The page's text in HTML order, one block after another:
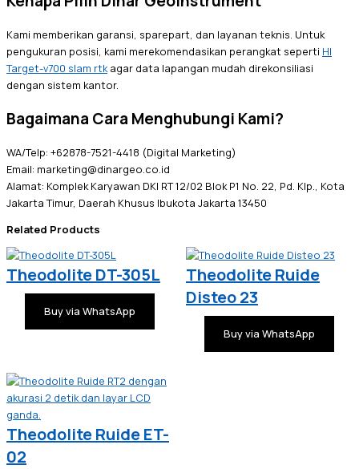
Kami memberikan garansi, sparepart, dan layanan teknis. Untuk
pengukuran posisi, kami merekomendasikan perangkat seperti HI
Target-v700 slam rtkagar data lapangan mudah direkonsiliasi
dengan sistem kantor.
Bagaimana Cara Menghubungi Kami?
WA/Telp: +62878-7521-4418 (Digital Marketing)
Email: marketing@dinargeo.co.id
Alamat: Komplek Karyawan DKI RT 12/02 Blok P1 No. 22, Pd. Klp., Kota
Jakarta Timur, Daerah Khusus Ibukota Jakarta 13450
Related Products
Theodolite DT-305L
Buy via WhatsApp
Theodolite Ruide
Disteo 23
Buy via WhatsApp
Theodolite Ruide ET-
02